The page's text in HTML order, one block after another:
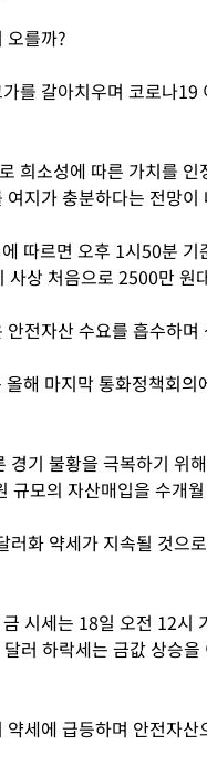
오를까?
를 갈아치우며 코로나
희소성에 따른 가치를
지가 충분하다는 전망이
따르면 오후 1시50분
사상 처음으로 2500만 원
전자산 수요를 흡수하
해 마지막 통화정책회
경기 불황을 극복하기 위
규모의 자산매입을 수개
러화 약세가 지속될 것으
시세는 18일 오전 12시
러 하락세는 금값 상승
세에 급등하며 안전자